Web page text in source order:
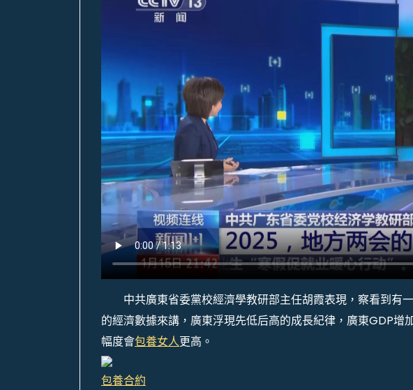
中共廣東省委黨校經濟學教研部主任胡霞表現，察看到有
的經濟數據來講，廣東浮現先低后高的成長紀律，廣東GDP增
幅度會包養女人更高。
包養合約